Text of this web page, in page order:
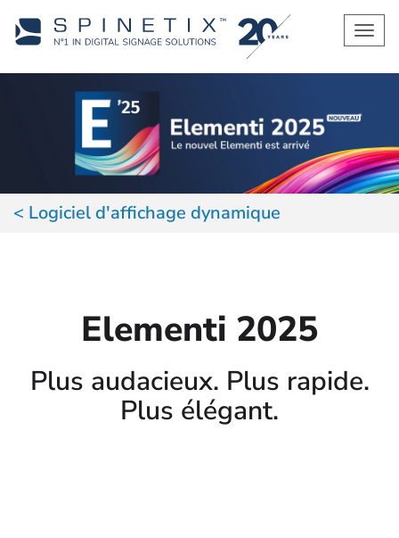
Logiciel d'affichage dynamique
Elementi 2025
Plus audacieux. Plus rapide.
Plus élégant.